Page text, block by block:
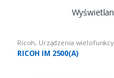
Ricoh, Urządzenia
używane, Urządzenia
wielofunkcyjne używane:
RICOH IM 2500(A)